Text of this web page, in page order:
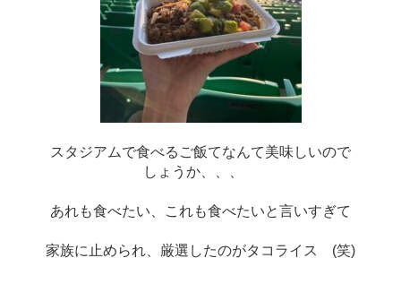
スタジアムで食べるご飯てなんて美味しいので
しょうか、、、
あれも食べたい、これも食べたいと言いすぎて
家族に止められ、厳選したのがタコライス　(笑)